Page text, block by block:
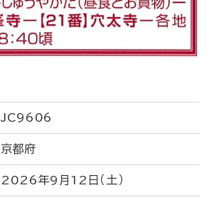
JC9606
京都府
2026年9月12日（土）